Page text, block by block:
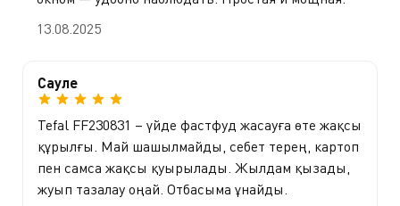
13.08.2025
Сауле
Tefal FF230831 – үйде фастфуд жасауға өте жақсы
құрылғы. Май шашылмайды, себет терең, картоп
пен самса жақсы қуырылады. Жылдам қызады,
жуып тазалау оңай. Отбасыма ұнайды.